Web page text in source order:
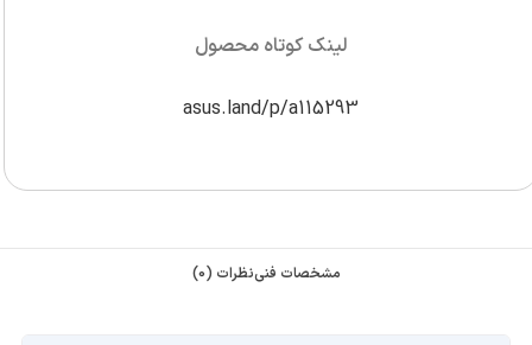
لینک کوتاه محصول
asus.land/p/a115293
مشخصات فنینظرات (0)